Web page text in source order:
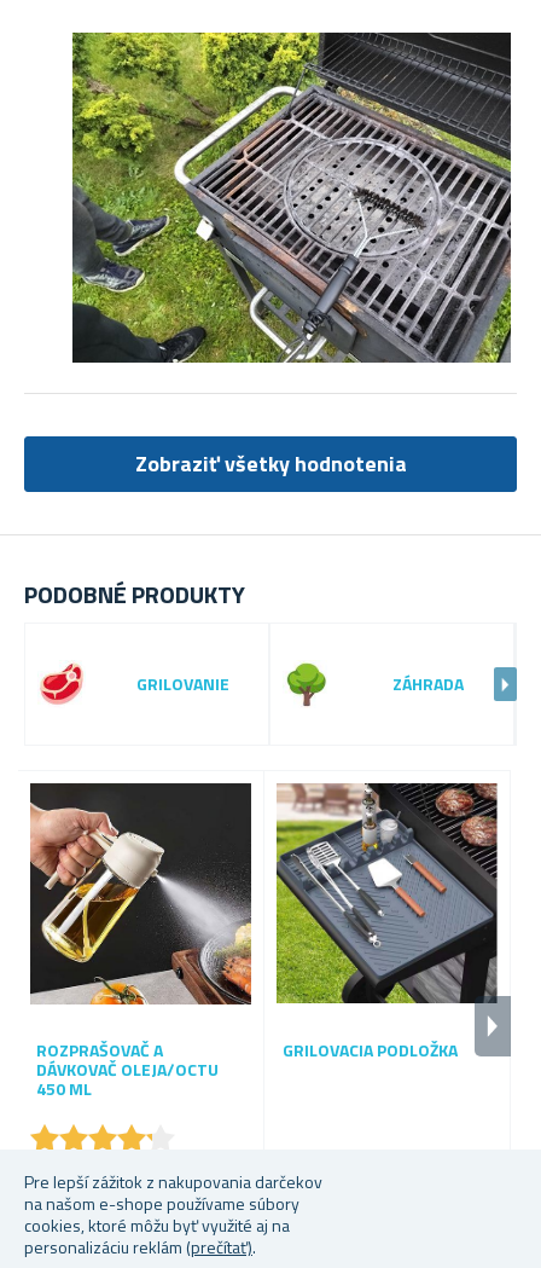
Pre lepší zážitok z nakupovania darčekov
na našom e-shope používame súbory
cookies, ktoré môžu byť využité aj na
personalizáciu reklám (prečítať).
PODOBNÉ PRODUKTY
GRILOVANIE ZÁHRADA
ROZPRAŠOVAČ A
DÁVKOVAČ OLEJA/OCTU
450 ML
★★★★★
★★★★★
Od 5,59 €
Skladem
GRILOVACIA PODLOŽKA
8,52 €
Skladem
Zobraziť všetky hodnotenia